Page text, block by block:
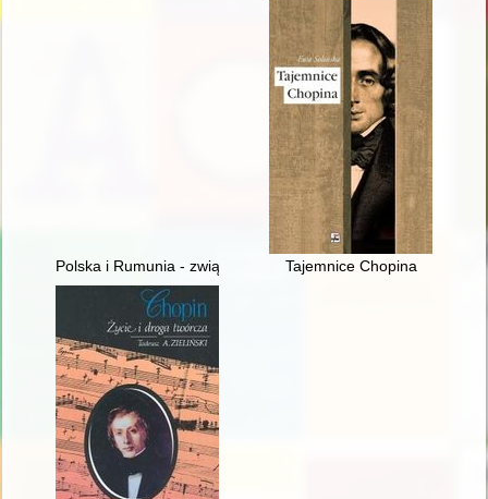
Polska i Rumunia - związki historyczne i kulturowe -
Tajemnice Chopina